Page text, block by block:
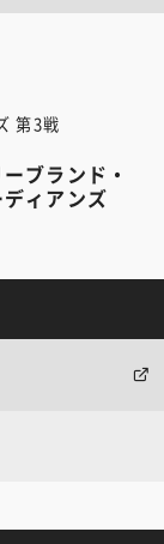
第3戦
ブランド・
ディアンズ